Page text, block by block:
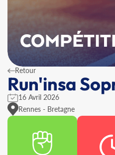
Retour
Run'insa
16 Avril 2026
Rennes - Bretagne